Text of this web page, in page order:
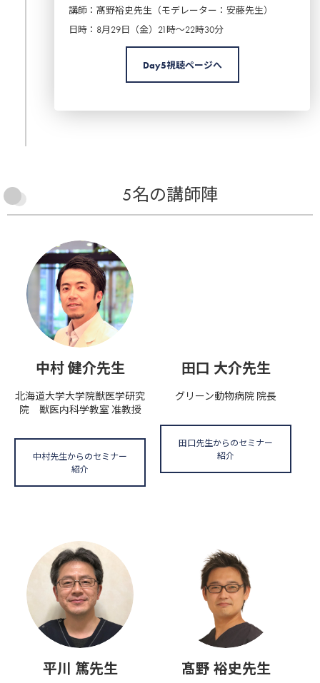
講師：髙野裕史先生（モデレーター：安藤先生）
日時：8月29日（金）21時～22時30分
Day5視聴ページへ
5名の講師陣
中村 健介先生
北海道大学大学院獣医学研究
院 獣医内科学教室 准教授
中村先生からのセミナー
紹介
田口 大介先生
グリーン動物病院 院長
田口先生からのセミナー
紹介
平川 篤先生 髙野 裕史先生